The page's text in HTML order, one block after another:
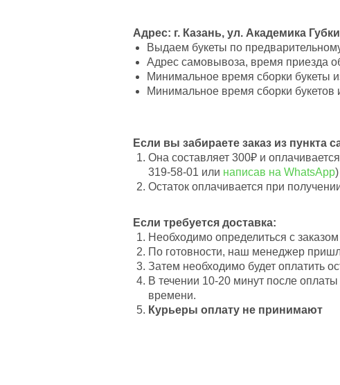
Адрес: г. Казань, ул. Академика
Выдаем букеты по
Адрес самовывоза, время приезда
Минимальное время сборки букеты
Минимальное время сборки букетов
Если вы забираете заказ из
Она составляет 300₽ и
319-58-01 или написав на WhatsApp)
Остаток оплачивается при
Если требуется доставка:
Необходимо определиться с
По готовности, наш менеджер
Затем необходимо будет оплатить
В течении 10-20 минут после
времени.
Курьеры оплату не принимают